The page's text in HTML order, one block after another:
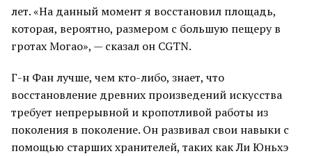
лет. «На данный момент я восстановил площадь,
которая, вероятно, размером с большую пещеру в
гротах Могао», — сказал он CGTN.
Г-н Фан лучше, чем кто-либо, знает, что
восстановление древних произведений искусства
требует непрерывной и кропотливой работы из
поколения в поколение. Он развивал свои навыки с
помощью старших хранителей, таких как Ли Юньхэ